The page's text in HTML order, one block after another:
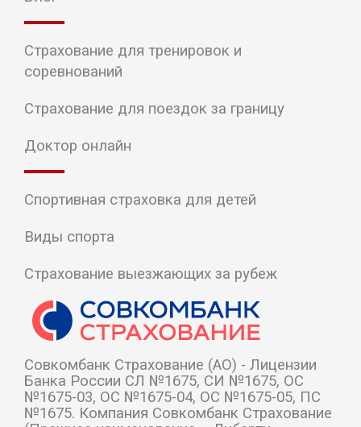
Страхование для тренировок и
соревнований
Страхование для поездок за границу
Доктор онлайн
Спортивная страховка для детей
Виды спорта
Страхование выезжающих за рубеж
Cовкомбанк Страхование (АО) - Лицензии
Банка России СЛ №1675, СИ №1675, ОС
№1675-03, ОС №1675-04, ОС №1675-05, ПС
№1675. Компания Совкомбанк Страхование